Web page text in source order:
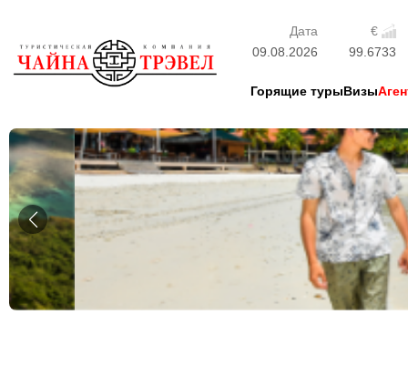
Дата
€
09.08.2026
99.6733
Горящие турыВизы